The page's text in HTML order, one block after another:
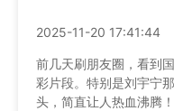
2025-11-20 17:41:44
前几天刷朋友圈，看到
彩片段。特别是刘宇宁
头，简直让人热血沸腾